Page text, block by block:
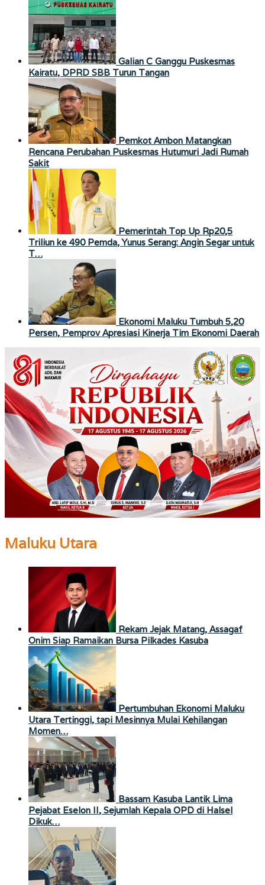
Galian C Ganggu Puskesmas
Kairatu, DPRD SBB Turun Tangan
Pemkot Ambon Matangkan
Rencana Perubahan Puskesmas Hutumuri Jadi Rumah
Sakit
Pemerintah Top Up Rp20,5
Triliun ke 490 Pemda, Yunus Serang: Angin Segar untuk
T…
Ekonomi Maluku Tumbuh 5,20
Persen, Pemprov Apresiasi Kinerja Tim Ekonomi Daerah
Maluku Utara
Rekam Jejak Matang, Assagaf
Onim Siap Ramaikan Bursa Pilkades Kasuba
Pertumbuhan Ekonomi Maluku
Utara Tertinggi, tapi Mesinnya Mulai Kehilangan
Momen…
Bassam Kasuba Lantik Lima
Pejabat Eselon II, Sejumlah Kepala OPD di Halsel
Dikuk…